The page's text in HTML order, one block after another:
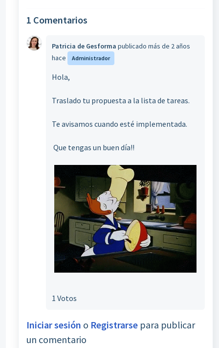
1 Comentarios
Patricia de Gesforma publicado más de 2 años
hace
Administrador
Hola,
Traslado tu propuesta a la lista de tareas.
Te avisamos cuando esté implementada.
Que tengas un buen día!!
1 Votos
Iniciar sesión o Registrarse para publicar
un comentario